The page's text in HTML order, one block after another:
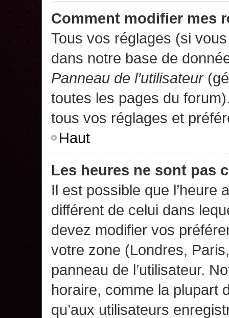
Comment modifier mes
Tous vos réglages (si
dans notre base de
Panneau de l’utilisateur
toutes les pages du
tous vos réglages et
Haut
Les heures ne sont pas
Il est possible que l’heure
différent de celui dans
devez modifier vos
votre zone (Londres,
panneau de l’utilisateur.
horaire, comme la plupart
qu’aux utilisateurs